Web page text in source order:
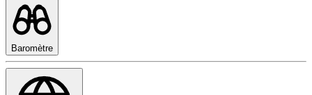
Baromètre